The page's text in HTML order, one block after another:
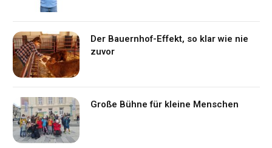
Der Bauernhof-Effekt, so klar wie nie
zuvor
Große Bühne für kleine Menschen